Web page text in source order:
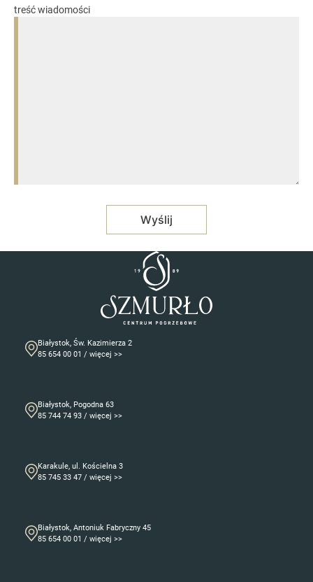
treść wiadomości
Białystok, Św. Kazimierza 2
85 654 00 01 / więcej >>
Białystok, Pogodna 63
85 744 74 93 / więcej >>
Karakule, ul. Kościelna 3
85 745 33 47 / więcej >>
Białystok, Antoniuk Fabryczny 45
85 654 00 01 / więcej >>